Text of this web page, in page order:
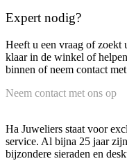
Expert nodig?
Heeft u een vraag of zoekt
klaar in de winkel of
binnen of neem contact
Neem contact met ons op
Ha Juweliers staat voor
service. Al bijna 25 jaar
bijzondere sieraden en